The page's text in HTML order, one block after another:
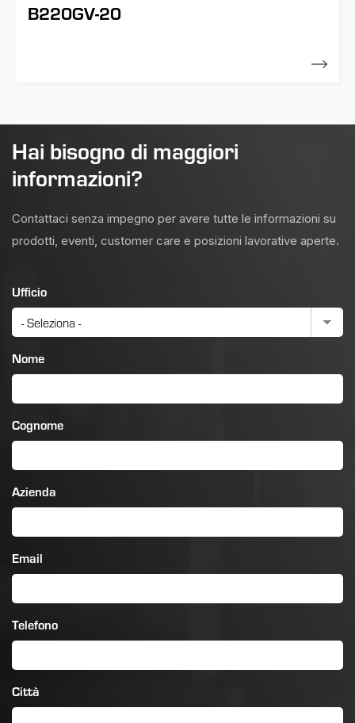
B220GV-20
Hai bisogno di maggiori
informazioni?
Contattaci senza impegno per avere tutte le informazioni su
prodotti, eventi, customer care e posizioni lavorative aperte.
Ufficio
Nome
Cognome
Azienda
Email
Telefono
Città